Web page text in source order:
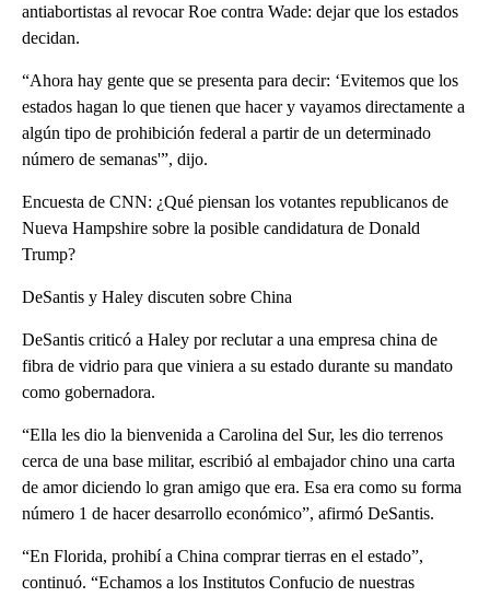
antiabortistas al revocar Roe contra Wade: dejar que los estados
decidan.
“Ahora hay gente que se presenta para decir: ‘Evitemos que los
estados hagan lo que tienen que hacer y vayamos directamente a
algún tipo de prohibición federal a partir de un determinado
número de semanas'”, dijo.
Encuesta de CNN: ¿Qué piensan los votantes republicanos de
Nueva Hampshire sobre la posible candidatura de Donald
Trump?
DeSantis y Haley discuten sobre China
DeSantis criticó a Haley por reclutar a una empresa china de
fibra de vidrio para que viniera a su estado durante su mandato
como gobernadora.
“Ella les dio la bienvenida a Carolina del Sur, les dio terrenos
cerca de una base militar, escribió al embajador chino una carta
de amor diciendo lo gran amigo que era. Esa era como su forma
número 1 de hacer desarrollo económico”, afirmó DeSantis.
“En Florida, prohibí a China comprar tierras en el estado”,
continuó. “Echamos a los Institutos Confucio de nuestras